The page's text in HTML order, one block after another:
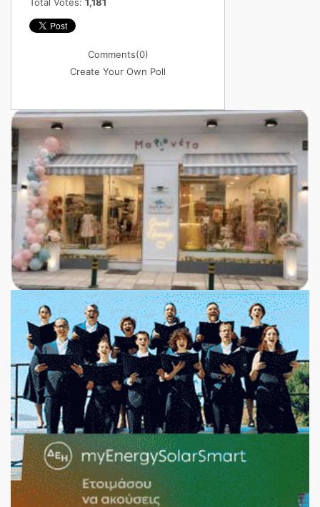
Comments(0)
Create Your Own Poll